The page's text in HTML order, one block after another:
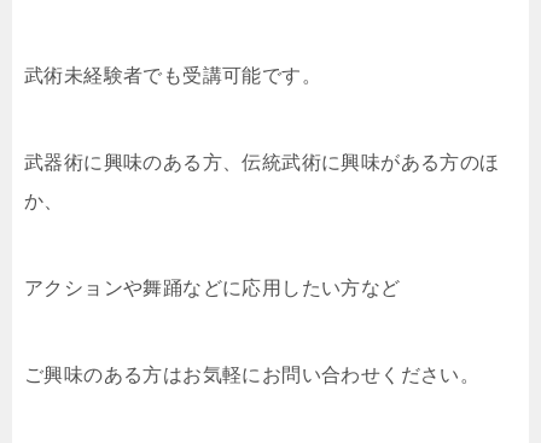
武術未経験者でも受講可能です。
武器術に興味のある方、伝統武術に興味がある方のほ
か、
アクションや舞踊などに応用したい方など
ご興味のある方はお気軽にお問い合わせください。